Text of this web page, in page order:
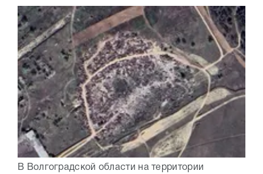
В Волгоградской области на территории